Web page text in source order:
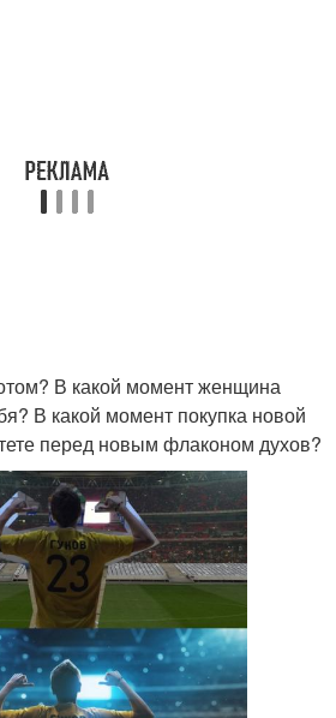
В какой момент женщина
В какой момент покупка новой
перед новым флаконом духов?